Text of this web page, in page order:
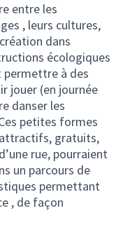
entre les
, leurs cultures,
dans
écologiques
permettre à des
jouer (en journée
danser les
petites formes
attractifs, gratuits,
rue, pourraient
un parcours de
permettant
, de façon